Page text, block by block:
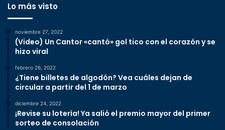
Lo más visto
noviembre 27, 2022
(Video) Un Cantor «cantó» gol tico con el corazón y se
hizo viral
febrero 26, 2022
¿Tiene billetes de algodón? Vea cuáles dejan de
circular a partir del 1 de marzo
diciembre 24, 2022
¡Revise su lotería! Ya salió el premio mayor del primer
sorteo de consolación